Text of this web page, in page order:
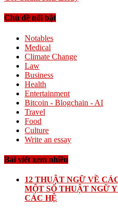
Chủ đề nổi bật
Notables
Medical
Climate Change
Law
Business
Health
Entertainment
Bitcoin - Blogchain - AI
Travel
Food
Culture
Write an essay
Bài viết xem nhiều
12 THUẬT NGỮ VỀ
MỘT SỐ THUẬT NGỮ
CÁC HỆ